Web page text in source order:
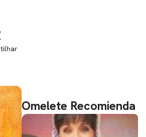
Omelete Recomienda